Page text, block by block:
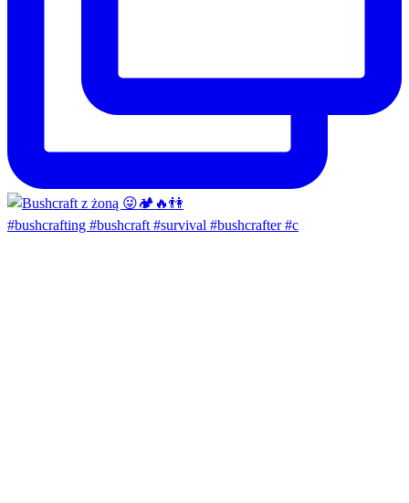
#bushcrafting #bushcraft #survival #bushcrafter #c